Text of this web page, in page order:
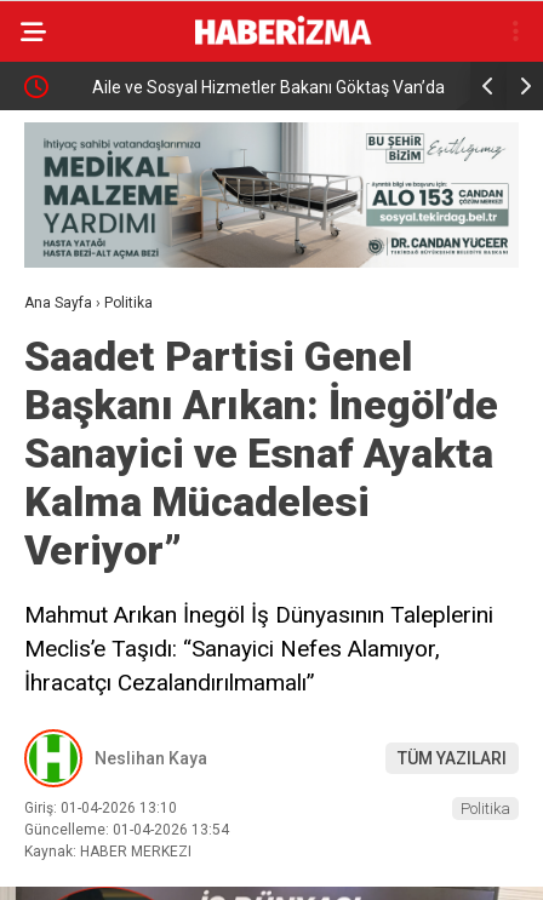
Aile ve Sosyal Hizmetler Bakanı Göktaş Van’da
Ana Sayfa › Politika
Saadet Partisi Genel
Başkanı Arıkan: İnegöl’de
Sanayici ve Esnaf Ayakta
Kalma Mücadelesi
Veriyor”
Mahmut Arıkan İnegöl İş Dünyasının Taleplerini
Meclis’e Taşıdı: “Sanayici Nefes Alamıyor,
İhracatçı Cezalandırılmamalı”
Neslihan Kaya TÜM YAZILARI
Giriş: 01-04-2026 13:10
Güncelleme: 01-04-2026 13:54
Kaynak: HABER MERKEZI
Politika